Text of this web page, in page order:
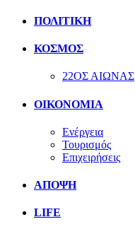
ΠΟΛΙΤΙΚΗ
ΚΟΣΜΟΣ
22ΟΣ ΑΙΩΝΑΣ
ΟΙΚΟΝΟΜΙΑ
Ενέργεια
Τουρισμός
Επιχειρήσεις
ΑΠΟΨΗ
LIFE